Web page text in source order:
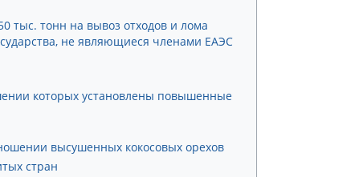
тыс. тонн на вывоз отходов и лома
не являющиеся членами ЕАЭС
которых установлены повышенные
высушенных кокосовых орехов
стран